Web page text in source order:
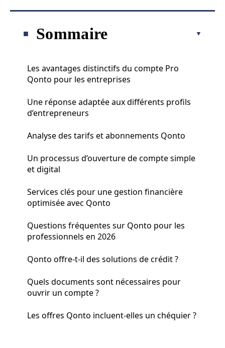
Sommaire
Les avantages distinctifs du compte Pro
Qonto pour les entreprises
Une réponse adaptée aux différents profils
d’entrepreneurs
Analyse des tarifs et abonnements Qonto
Un processus d’ouverture de compte simple
et digital
Services clés pour une gestion financière
optimisée avec Qonto
Questions fréquentes sur Qonto pour les
professionnels en 2026
Qonto offre-t-il des solutions de crédit ?
Quels documents sont nécessaires pour
ouvrir un compte ?
Les offres Qonto incluent-elles un chéquier ?